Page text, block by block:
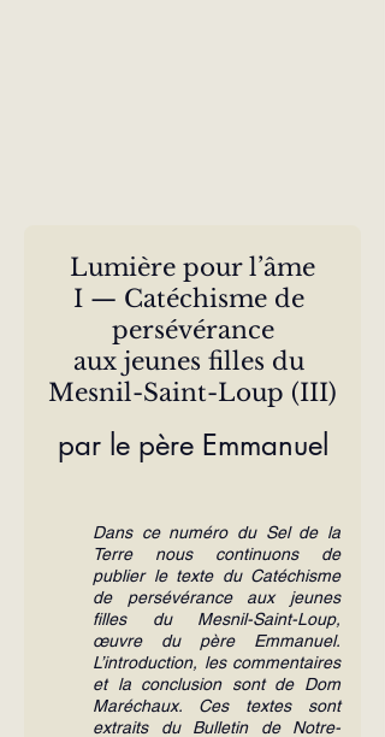
Lumière pour l’âme
I — Catéchisme de
persévérance
aux jeunes filles du
Mesnil-Saint-Loup (III)
par le père Emmanuel
Dans ce numéro du Sel de la
Terre nous continuons de
publier le texte du Catéchisme
de persévérance aux jeunes
filles du Mesnil-Saint-Loup,
œuvre du père Emmanuel.
L’introduction, les commentaires
et la conclusion sont de Dom
Maréchaux. Ces textes sont
extraits du Bulletin de Notre-